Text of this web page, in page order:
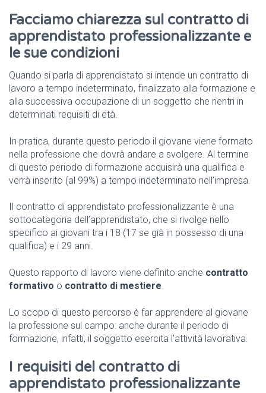
Facciamo chiarezza sul contratto di
apprendistato professionalizzante e
le sue condizioni
Quando si parla di apprendistato si intende un contratto di
lavoro a tempo indeterminato, finalizzato alla formazione e
alla successiva occupazione di un soggetto che rientri in
determinati requisiti di età.
In pratica, durante questo periodo il giovane viene formato
nella professione che dovrà andare a svolgere. Al termine
di questo periodo di formazione acquisirà una qualifica e
verrà inserito (al 99%) a tempo indeterminato nell’impresa.
Il contratto di apprendistato professionalizzante è una
sottocategoria dell’apprendistato, che si rivolge nello
specifico ai giovani tra i 18 (17 se già in possesso di una
qualifica) e i 29 anni.
Questo rapporto di lavoro viene definito anche contratto
formativo o contratto di mestiere.
Lo scopo di questo percorso è far apprendere al giovane
la professione sul campo: anche durante il periodo di
formazione, infatti, il soggetto esercita l’attività lavorativa.
I requisiti del contratto di
apprendistato professionalizzante